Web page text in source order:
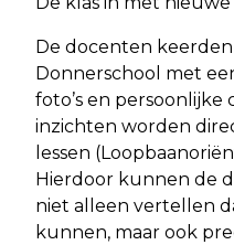
De docenten
Donnerschool met
foto’s en
inzichten worden
lessen
Hierdoor kunnen de
niet alleen vertellen
kunnen, maar ook